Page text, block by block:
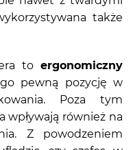
także
to ergonomiczny
pewną pozycję w
Poza tym
wpływają również na
Z powodzeniem